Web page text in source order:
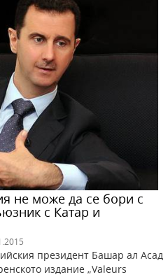
не може да се бори с
с Катар и
президент Башар ал Асад
издание „Valeurs